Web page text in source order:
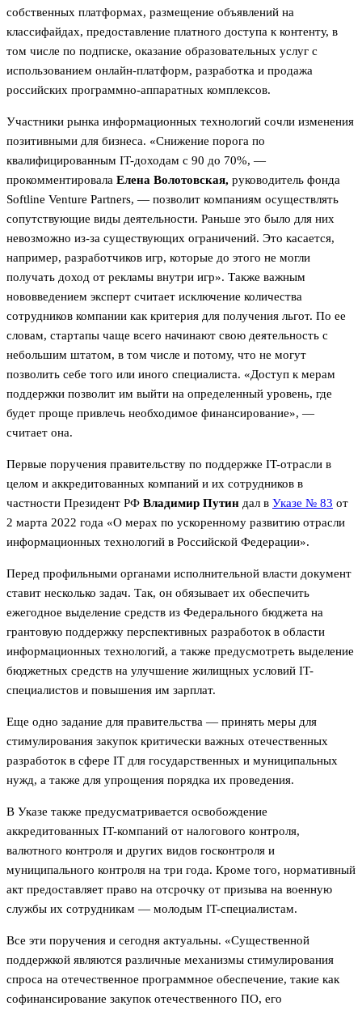
собственных платформах, размещение объявлений на
классифайдах, предоставление платного доступа к контенту, в
том числе по подписке, оказание образовательных услуг с
использованием онлайн-платформ, разработка и продажа
российских программно-аппаратных комплексов.
Участники рынка информационных технологий сочли изменения
позитивными для бизнеса. «Снижение порога по
квалифицированным IT-доходам с 90 до 70%, —
прокомментировала Елена Волотовская, руководитель фонда
Softline Venture Partners, — позволит компаниям осуществлять
сопутствующие виды деятельности. Раньше это было для них
невозможно из-за существующих ограничений. Это касается,
например, разработчиков игр, которые до этого не могли
получать доход от рекламы внутри игр». Также важным
нововведением эксперт считает исключение количества
сотрудников компании как критерия для получения льгот. По ее
словам, стартапы чаще всего начинают свою деятельность с
небольшим штатом, в том числе и потому, что не могут
позволить себе того или иного специалиста. «Доступ к мерам
поддержки позволит им выйти на определенный уровень, где
будет проще привлечь необходимое финансирование», —
считает она.
Первые поручения правительству по поддержке IT-отрасли в
целом и аккредитованных компаний и их сотрудников в
частности Президент РФ Владимир Путин дал в Указе № 83 от
2 марта 2022 года «О мерах по ускоренному развитию отрасли
информационных технологий в Российской Федерации».
Перед профильными органами исполнительной власти документ
ставит несколько задач. Так, он обязывает их обеспечить
ежегодное выделение средств из Федерального бюджета на
грантовую поддержку перспективных разработок в области
информационных технологий, а также предусмотреть выделение
бюджетных средств на улучшение жилищных условий IT-
специалистов и повышения им зарплат.
Еще одно задание для правительства — принять меры для
стимулирования закупок критически важных отечественных
разработок в сфере IT для государственных и муниципальных
нужд, а также для упрощения порядка их проведения.
В Указе также предусматривается освобождение
аккредитованных IT-компаний от налогового контроля,
валютного контроля и других видов госконтроля и
муниципального контроля на три года. Кроме того, нормативный
акт предоставляет право на отсрочку от призыва на военную
службы их сотрудникам — молодым IT-специалистам.
Все эти поручения и сегодня актуальны. «Существенной
поддержкой являются различные механизмы стимулирования
спроса на отечественное программное обеспечение, такие как
софинансирование закупок отечественного ПО, его